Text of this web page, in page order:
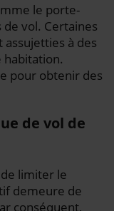
le porte-
de vol. Certaines
à des
habitation.
pour obtenir des
de vol de
limiter le
demeure de
conséquent,